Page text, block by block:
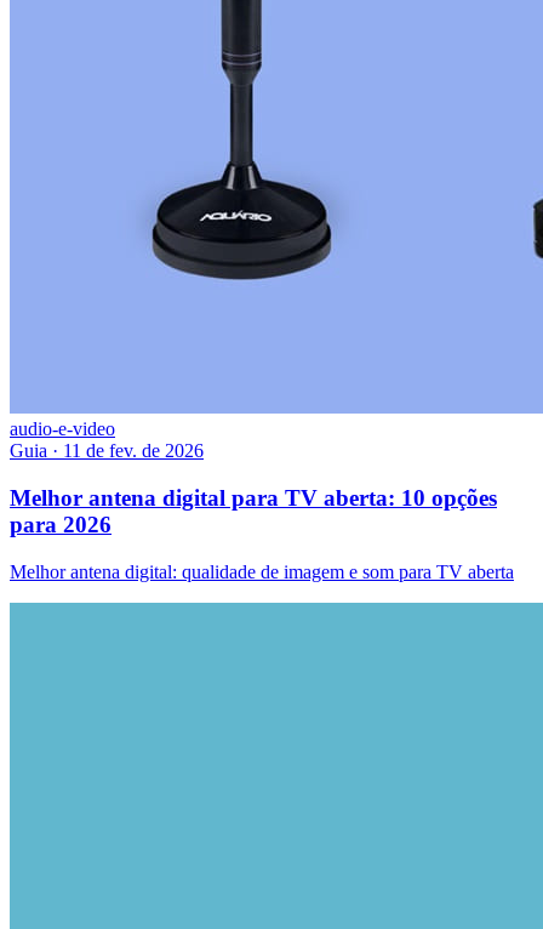
audio-e-video
Guia · 11 de fev. de 2026
Melhor antena digital para TV aberta: 10 opções
para 2026
Melhor antena digital: qualidade de imagem e som para TV aberta